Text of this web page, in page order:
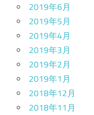
2019年6月
2019年5月
2019年4月
2019年3月
2019年2月
2019年1月
2018年12月
2018年11月